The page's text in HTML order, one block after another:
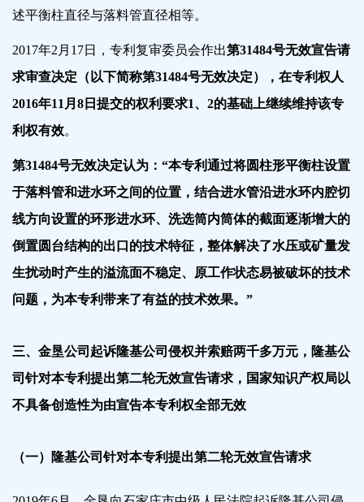
述平衡柱直径与落料管直径相等。
2017年2月17日，专利复审委员会作出第31484号无效宣告请
求审查决定（以下简称第31484号无效决定），在专利权人
2016年11月8日提交的权利要求1、2的基础上继续维持该专
利权有效。
第31484号无效决定认为：“本专利通过将圆柱形平衡柱设置
于落料管和进水环之间的位置，结合进水管沿进水环内腔切
线方向设置的环形进水环、洗选筒内筒体的截面逐渐增大的
倒置圆台结构的出口的技术特征，整体解决了水压或矿量发
生扰动时产生的溢流面不稳定、原工作状态易被破坏的技术
问题，为本专利带来了有益的技术效果。”
三、金垦公司起诉隆基公司侵权并索赔两千多万元，隆基公
司针对本专利提出第二轮无效宣告请求，国家知识产权局以
不具备创造性为由宣告本专利权全部无效
（一）隆基公司针对本专利提出第二轮无效宣告请求